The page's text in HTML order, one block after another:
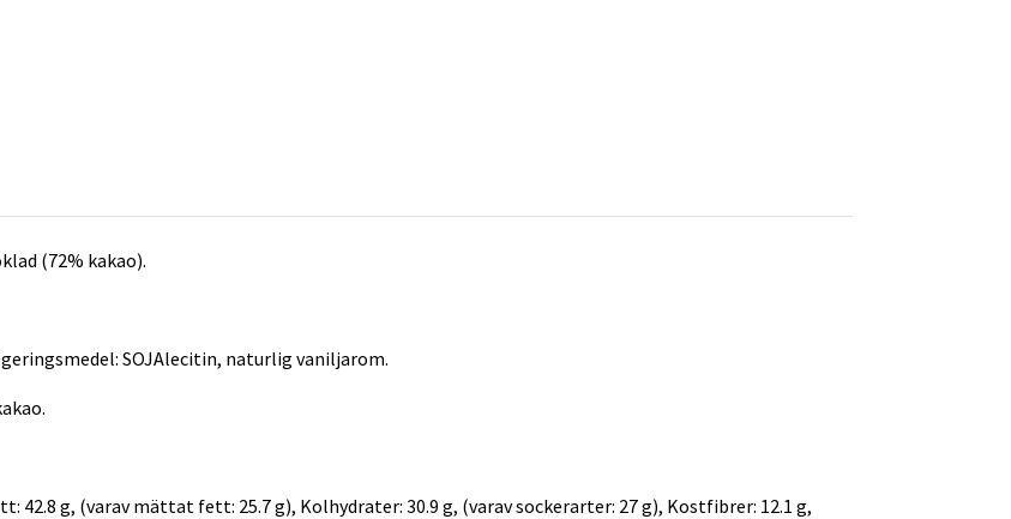
(72% kakao).
SOJAlecitin, naturlig vaniljarom.
42.8 g, (varav mättat fett: 25.7 g), Kolhydrater: 30.9 g, (varav sockerarter: 27 g), Kostfibrer: 12.1 g,